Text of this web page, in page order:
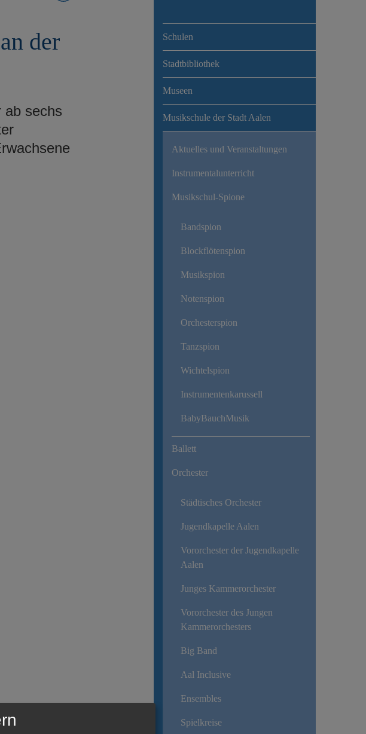
der
ab sechs
Schulen
Stadtbibliothek
Museen
Musikschule der Stadt Aalen
Aktuelles und Veranstaltungen
Instrumentalunterricht
Musikschul-Spione
Bandspion
Blockflötenspion
Musikspion
Notenspion
Orchesterspion
Tanzspion
Wichtelspion
Instrumentenkarussell
BabyBauchMusik
Ballett
Orchester
Städtisches Orchester
Jugendkapelle Aalen
Vororchester der Jugendkapelle
Aalen
Junges Kammerorchester
Vororchester des Jungen
Kammerorchesters
Big Band
Aal Inclusive
Ensembles
Spielkreise